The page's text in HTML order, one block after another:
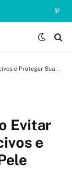
e Proteger Sua Pele
Evitar
e